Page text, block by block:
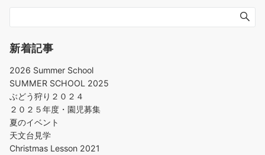
新着記事
2026 Summer School
SUMMER SCHOOL 2025
ぶどう狩り２０２４
２０２５年度・園児募集
夏のイベント
天文台見学
Christmas Lesson 2021